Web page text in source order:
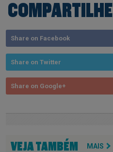
COMPARTILHE
Share on Facebook
Share on Twitter
Share on Google+
VEJA TAMBÉM MAIS